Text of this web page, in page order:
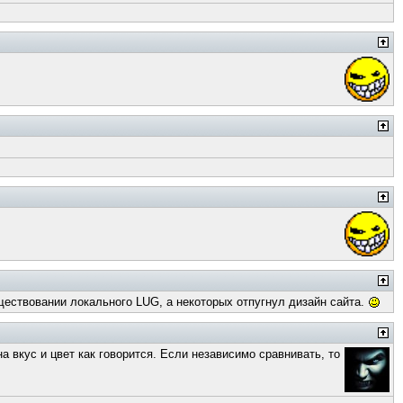
локального LUG, а некоторых отпугнул дизайн сайта.
и цвет как говорится. Если независимо сравнивать, то